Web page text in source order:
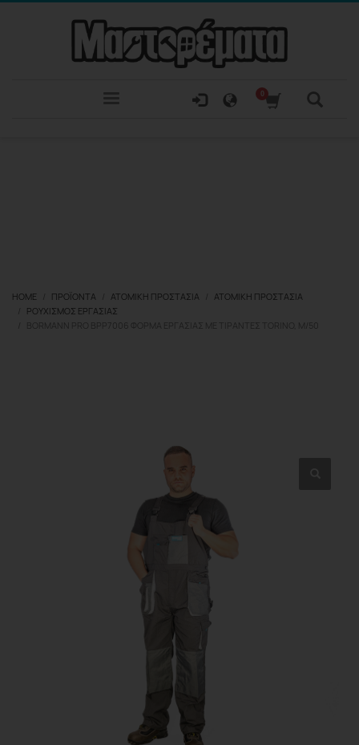
HOME ΠΡΟΪΌΝΤΑ ΑΤΟΜΙΚΉ ΠΡΟΣΤΑΣΊΑ
ΑΤΟΜΙΚΉ ΠΡΟΣΤΑΣΊΑ
ΡΟΥΧΙΣΜΌΣ ΕΡΓΑΣΊΑΣ
BORMANN PRO BPP7006 ΦΌΡΜΑ ΕΡΓΑΣΊΑΣ ΜΕ ΤΙΡΆΝΤΕΣ TORINO, M/50